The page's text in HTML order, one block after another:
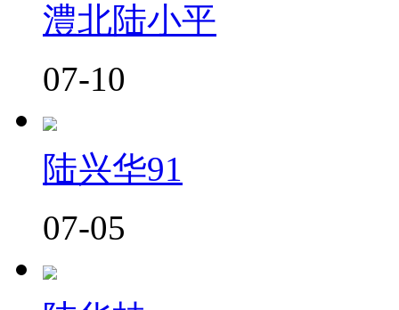
澧北陆小平
07-10
陆兴华91
07-05